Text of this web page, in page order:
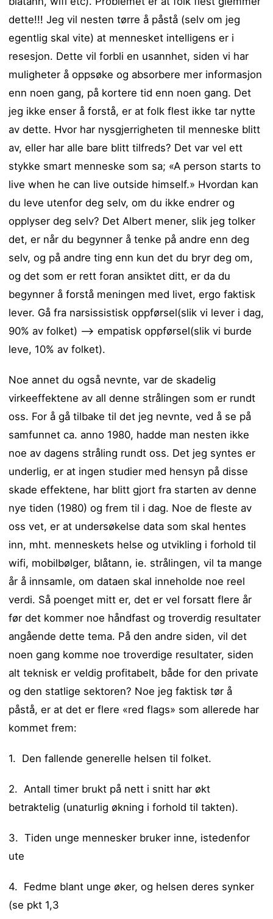
dette!!! Jeg vil nesten tørre å påstå (selv om jeg
egentlig skal vite) at mennesket intelligens er i
resesjon. Dette vil forbli en usannhet, siden vi har
muligheter å oppsøke og absorbere mer informasjon
enn noen gang, på kortere tid enn noen gang. Det
jeg ikke enser å forstå, er at folk flest ikke tar nytte
av dette. Hvor har nysgjerrigheten til menneske blitt
av, eller har alle bare blitt tilfreds? Det var vel ett
stykke smart menneske som sa; «A person starts to
live when he can live outside himself.» Hvordan kan
du leve utenfor deg selv, om du ikke endrer og
opplyser deg selv? Det Albert mener, slik jeg tolker
det, er når du begynner å tenke på andre enn deg
selv, og på andre ting enn kun det du bryr deg om,
og det som er rett foran ansiktet ditt, er da du
begynner å forstå meningen med livet, ergo faktisk
lever. Gå fra narsissistisk oppførsel(slik vi lever i dag,
90% av folket) —> empatisk oppførsel(slik vi burde
leve, 10% av folket).
Noe annet du også nevnte, var de skadelig
virkeeffektene av all denne strålingen som er rundt
oss. For å gå tilbake til det jeg nevnte, ved å se på
samfunnet ca. anno 1980, hadde man nesten ikke
noe av dagens stråling rundt oss. Det jeg syntes er
underlig, er at ingen studier med hensyn på disse
skade effektene, har blitt gjort fra starten av denne
nye tiden (1980) og frem til i dag. Noe de fleste av
oss vet, er at undersøkelse data som skal hentes
inn, mht. menneskets helse og utvikling i forhold til
wifi, mobilbølger, blåtann, ie. strålingen, vil ta mange
år å innsamle, om dataen skal inneholde noe reel
verdi. Så poenget mitt er, det er vel forsatt flere år
før det kommer noe håndfast og troverdig resultater
angående dette tema. På den andre siden, vil det
noen gang komme noe troverdige resultater, siden
alt teknisk er veldig profitabelt, både for den private
og den statlige sektoren? Noe jeg faktisk tør å
påstå, er at det er flere «red flags» som allerede har
kommet frem:
1. Den fallende generelle helsen til folket.
2. Antall timer brukt på nett i snitt har økt
betraktelig (unaturlig økning i forhold til takten).
3. Tiden unge mennesker bruker inne, istedenfor
ute
4. Fedme blant unge øker, og helsen deres synker
(se pkt 1,3